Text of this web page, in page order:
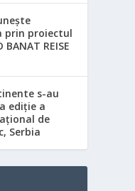
prin proiectul
REISE
s-au
ediție a
de
Serbia